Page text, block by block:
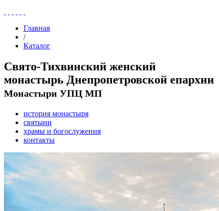
Главная
/
Каталог
Свято-Тихвинский женский
монастырь Днепропетровской епархии
Монастыри УПЦ МП
история монастыря
святыни
храмы и богослужения
контакты